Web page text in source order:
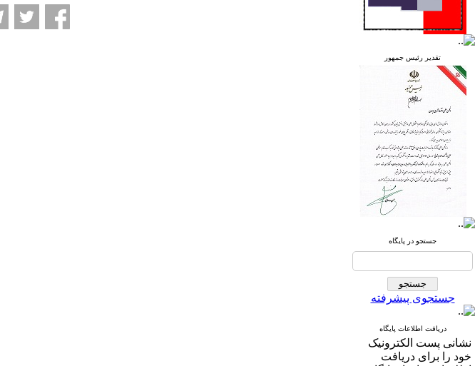
تقدیر رئیس جمهور
جستجو در پایگاه
جستجوی پیشرفته
دریافت اطلاعات پایگاه
نشانی پست الکترونیک
خود را برای دریافت